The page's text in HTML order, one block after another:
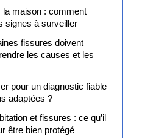
la maison : comment
signes à surveiller
fissures doivent
les causes et les
pour un diagnostic fiable
adaptées ?
et fissures : ce qu’il
être bien protégé